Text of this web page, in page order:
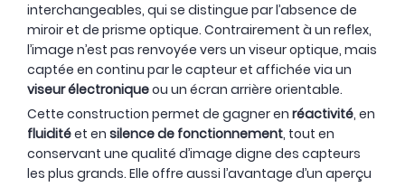
NOUVEAU - 330 € NOUVEAU
interchangeables, qui se distingue par l’absence de
miroir et de prisme optique. Contrairement à un reflex,
l’image n’est pas renvoyée vers un viseur optique, mais
captée en continu par le capteur et affichée via un
viseur électroniqueou un écran arrière orientable.
Cette construction permet de gagner en réactivité, en
fluiditéet en silence de fonctionnement, tout en
conservant une qualité d’image digne des capteurs
les plus grands. Elle offre aussi l’avantage d’un aperçu